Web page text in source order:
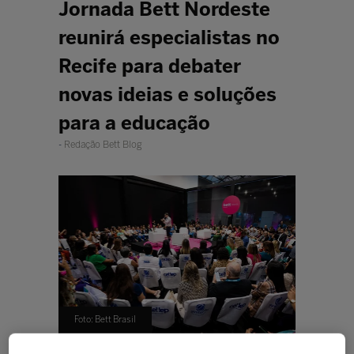
Jornada Bett Nordeste
reunirá especialistas no
Recife para debater
novas ideias e soluções
para a educação
Redação Bett Blog
Foto: Bett Brasil